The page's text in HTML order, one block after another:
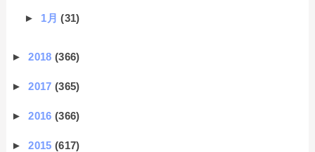
► 1月(31)
►2018(366)
►2017(365)
►2016(366)
►2015(617)